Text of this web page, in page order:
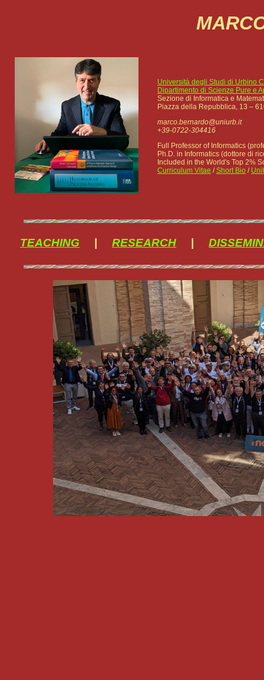
Università degli Studi di Urbino
Dipartimento di Scienze Pure e
Sezione di Informatica e
Piazza della Repubblica, 13 –
marco.bernardo@uniurb.it
+39-0722-304416
Full Professor of Informatics
Ph.D. in Informatics (dottore di
Included in the World's Top 2%
Curriculum Vitae /Short Bio /
TEACHING | RESEARCH |